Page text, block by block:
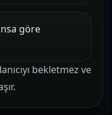
göre
bekletmez ve